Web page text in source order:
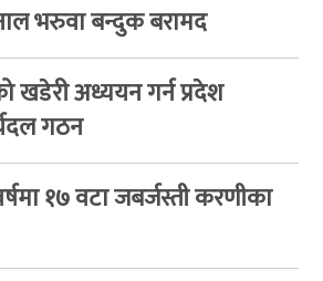
भरुवा बन्दुक बरामद
खडेरी अध्ययन गर्न प्रदेश
गठन
१७ वटा जबर्जस्ती करणीका